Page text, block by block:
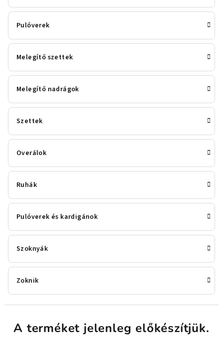
Pulóverek
Melegítő szettek
Melegítő nadrágok
Szettek
Overálok
Ruhák
Pulóverek és kardigánok
Szoknyák
Zoknik
A terméket jelenleg előkészítjük.